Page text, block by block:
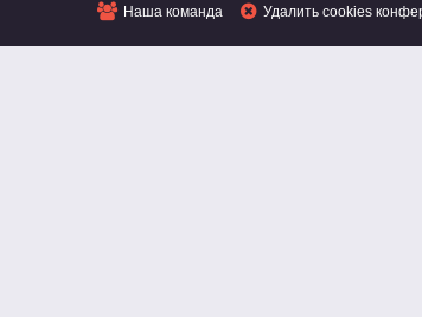
Наша команда Удалить cookies